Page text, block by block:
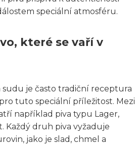
speciální atmosféru.
které se vaří v
sudu je často tradiční receptura
tuto speciální příležitost. Mezi
například piva typu Lager,
Každý druh piva vyžaduje
jako je slad, chmel a